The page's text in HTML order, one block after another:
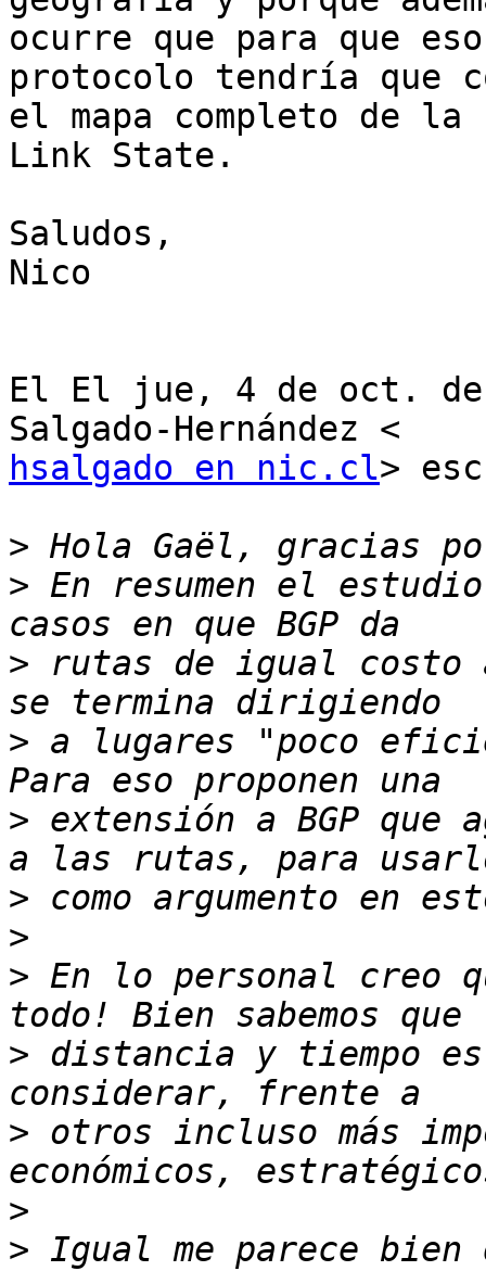
ocurre que para que
protocolo tendría que
el mapa completo de la
Link State.
Saludos,
Nico
El El jue, 4 de oct. de
hsalgado en nic.cl>
>
> En resumen el
> rutas de igual costo
> a lugares "poco
> extensión a BGP que
>
>
> En lo personal creo
> distancia y tiempo
> otros incluso más
>
> Igual me parece bien